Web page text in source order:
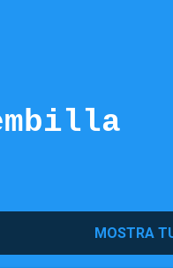
MOSTRA